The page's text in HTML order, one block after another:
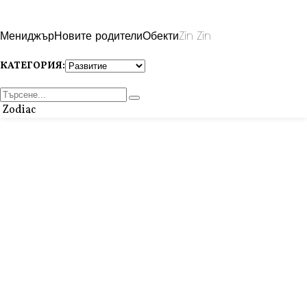
МениджърНовите родителиОбектиZin Zin
КАТЕГОРИЯ:
Zodiac